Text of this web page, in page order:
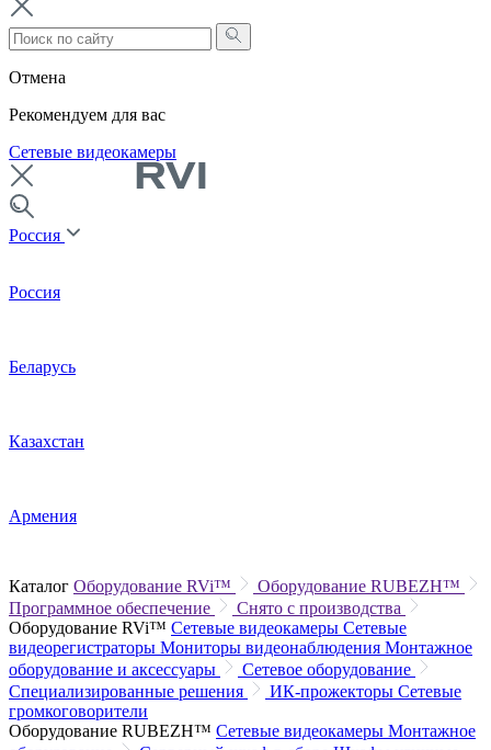
Отмена
Рекомендуем для вас
Сетевые видеокамеры
Россия
Россия
Беларусь
Казахстан
Армения
Каталог Оборудование RVi™
Оборудование RUBEZH™
Программное обеспечение
Снято с производства
Оборудование RVi™ Сетевые видеокамеры Сетевые
видеорегистраторы Мониторы видеонаблюдения Монтажное
оборудование и аксессуары
Сетевое оборудование
Специализированные решения
ИК-прожекторы Сетевые
громкоговорители
Оборудование RUBEZH™ Сетевые видеокамеры Монтажное